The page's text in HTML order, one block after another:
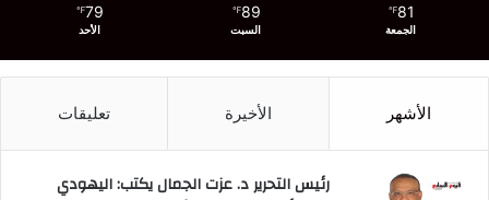
81
℉
الجمعة
89
℉
السبت
79
℉
الأحد
الأشهر الأخيرة تعليقات
رئيس التحرير د. عزت الجمال يكتب: اليهودي